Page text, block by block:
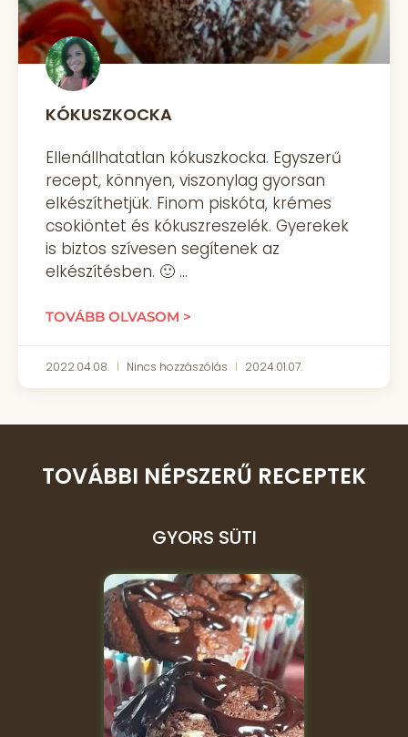
KÓKUSZKOCKA
Ellenállhatatlan kókuszkocka. Egyszerű
recept, könnyen, viszonylag gyorsan
elkészíthetjük. Finom piskóta, krémes
csokiöntet és kókuszreszelék. Gyerekek
is biztos szívesen segítenek az
elkészítésben. 🙂
TOVÁBB OLVASOM >
2022.04.08. Nincs hozzászólás 2024.01.07.
TOVÁBBI NÉPSZERŰ RECEPTEK
GYORS SÜTI